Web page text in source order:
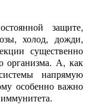
защите,
холод, дожди,
существенно
организма. А, как
напрямую
особенно важно